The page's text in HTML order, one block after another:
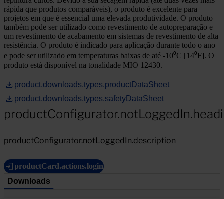
rápida que produtos comparáveis), o produto é excelente para
projetos em que é essencial uma elevada produtividade. O produto
também pode ser utilizado como revestimento de autopreparação e
um revestimento de acabamento em sistemas de revestimento de alta
resistência. O produto é indicado para aplicação durante todo o ano
e pode ser utilizado em temperaturas baixas de até -10⁰C [14⁰F]. O
produto está disponível na tonalidade MIO 12430.
product.downloads.types.productDataSheet
product.downloads.types.safetyDataSheet
productConfigurator.notLoggedIn.description
productCard.actions.login
Downloads